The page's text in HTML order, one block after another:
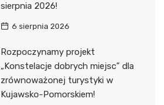
sierpnia 2026!
6 sierpnia 2026
Rozpoczynamy projekt
„Konstelacje dobrych miejsc” dla
zrównoważonej turystyki w
Kujawsko-Pomorskiem!